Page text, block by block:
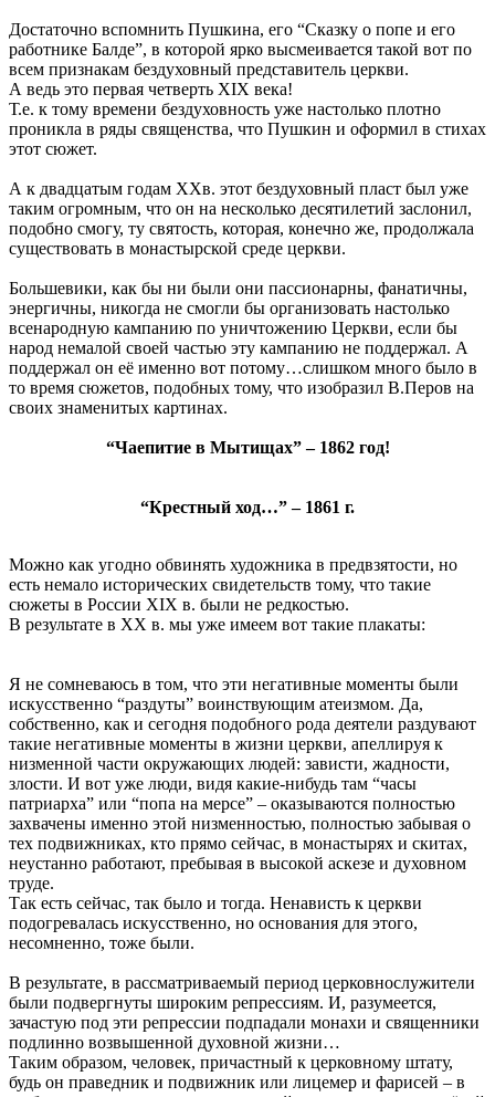
Достаточно вспомнить Пушкина, его “Сказку о попе и его
работнике Балде”, в которой ярко высмеивается такой вот по
всем признакам бездуховный представитель церкви.
А ведь это первая четверть XIX века!
Т.е. к тому времени бездуховность уже настолько плотно
проникла в ряды священства, что Пушкин и оформил в стихах
этот сюжет.
А к двадцатым годам XXв. этот бездуховный пласт был уже
таким огромным, что он на несколько десятилетий заслонил,
подобно смогу, ту святость, которая, конечно же, продолжала
существовать в монастырской среде церкви.
Большевики, как бы ни были они пассионарны, фанатичны,
энергичны, никогда не смогли бы организовать настолько
всенародную кампанию по уничтожению Церкви, если бы
народ немалой своей частью эту кампанию не поддержал. А
поддержал он её именно вот потому…слишком много было в
то время сюжетов, подобных тому, что изобразил В.Перов на
своих знаменитых картинах.
“Чаепитие в Мытищах” – 1862 год!
“Крестный ход…” – 1861 г.
Можно как угодно обвинять художника в предвзятости, но
есть немало исторических свидетельств тому, что такие
сюжеты в России XIX в. были не редкостью.
В результате в XX в. мы уже имеем вот такие плакаты:
Я не сомневаюсь в том, что эти негативные моменты были
искусственно “раздуты” воинствующим атеизмом. Да,
собственно, как и сегодня подобного рода деятели раздувают
такие негативные моменты в жизни церкви, апеллируя к
низменной части окружающих людей: зависти, жадности,
злости. И вот уже люди, видя какие-нибудь там “часы
патриарха” или “попа на мерсе” – оказываются полностью
захвачены именно этой низменностью, полностью забывая о
тех подвижниках, кто прямо сейчас, в монастырях и скитах,
неустанно работают, пребывая в высокой аскезе и духовном
труде.
Так есть сейчас, так было и тогда. Ненависть к церкви
подогревалась искусственно, но основания для этого,
несомненно, тоже были.
В результате, в рассматриваемый период церковнослужители
были подвергнуты широким репрессиям. И, разумеется,
зачастую под эти репрессии подпадали монахи и священники
подлинно возвышенной духовной жизни…
Таким образом, человек, причастный к церковному штату,
будь он праведник и подвижник или лицемер и фарисей – в